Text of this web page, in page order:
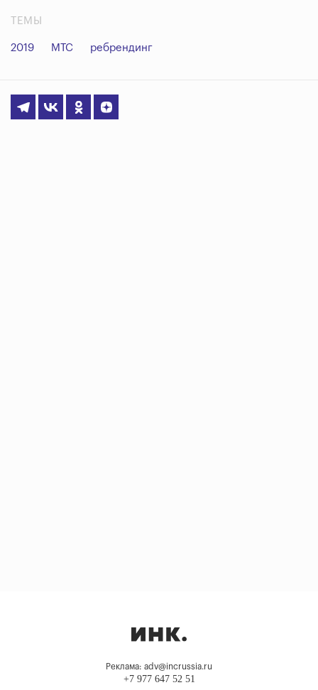
ТЕМЫ
2019 МТС ребрендинг
Реклама: adv@incrussia.ru
+7 977 647 52 51